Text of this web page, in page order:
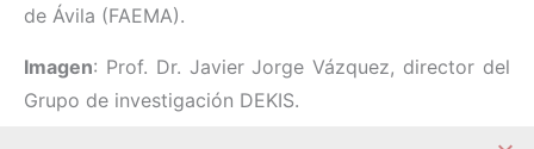
de Ávila (FAEMA).
Imagen: Prof. Dr. Javier Jorge Vázquez, director del
Grupo de investigación DEKIS.